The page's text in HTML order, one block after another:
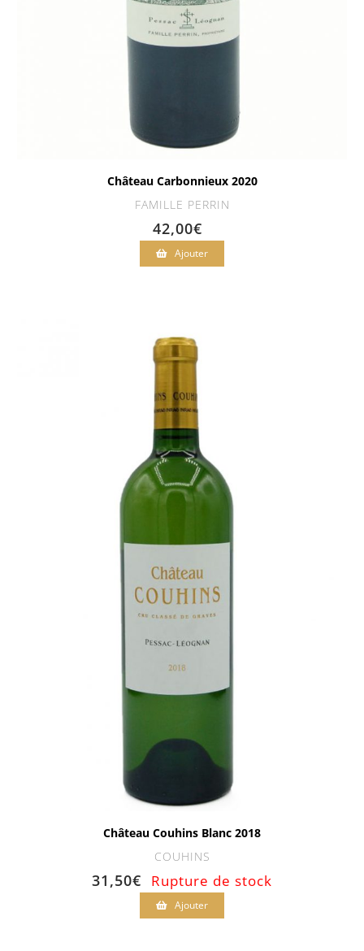
Château Carbonnieux 2020
FAMILLE PERRIN
42,00€
Ajouter
Château Couhins Blanc 2018
COUHINS
31,50€ Rupture de stock
Ajouter